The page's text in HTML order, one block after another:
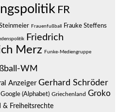
FR
Frauenfußball Frauke Steffens
Friedrich
Merz Funke-Mediengruppe
WM
Anzeiger Gerhard Schröder
Google (Alphabet) Griechenland Groko
& Freiheitsrechte